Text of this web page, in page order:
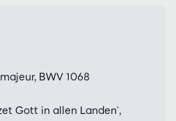
BWV 1068
Gott in allen Landen',